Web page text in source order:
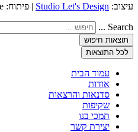
עיצוב: Studio Let's Design | פיתוח: ePlace
Search ...
תוצאות חיפוש
לכל התוצאות
עמוד הבית
אודות
סדנאות והרצאות
שקיפות
תמכי בנו
יצירת קשר